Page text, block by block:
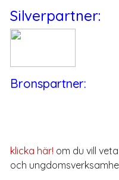
Silverpartner:
Bronspartner:
klicka här! om du vill
och